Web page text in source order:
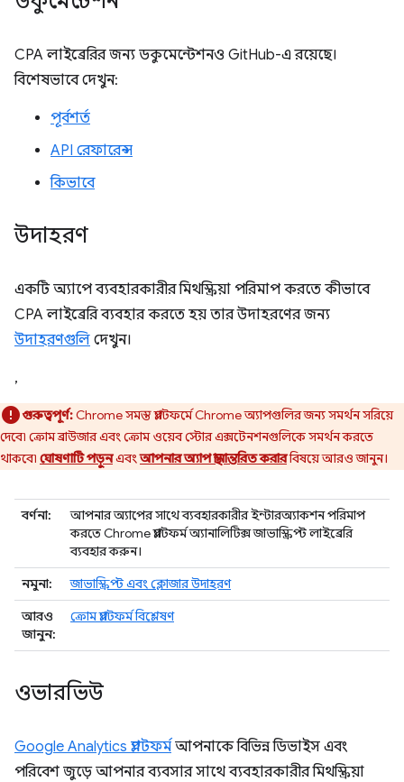
CPA লাইব্রেরির জন্য ডকুমেন্টেশনও GitHub-এ রয়েছে।
বিশেষভাবে দেখুন:
পূর্বশর্ত
API রেফারেন্স
কিভাবে
উদাহরণ
একটি অ্যাপে ব্যবহারকারীর মিথস্ক্রিয়া পরিমাপ করতে কীভাবে
CPA লাইব্রেরি ব্যবহার করতে হয় তার উদাহরণের জন্য
উদাহরণগুলি দেখুন।
,
গুরুত্বপূর্ণ:Chrome সমস্ত প্ল্যাটফর্মে Chrome অ্যাপগুলির জন্য সমর্থন সরিয়ে
দেবে৷ ক্রোম ব্রাউজার এবং ক্রোম ওয়েব স্টোর এক্সটেনশনগুলিকে সমর্থন করতে
থাকবে৷ ঘোষণাটি পড়ুনএবংআপনার অ্যাপ স্থানান্তরিত করারবিষয়ে আরও জানুন।
বর্ণনা:
আপনার অ্যাপের সাথে ব্যবহারকারীর ইন্টারঅ্যাকশন পরিমাপ
করতে Chrome প্ল্যাটফর্ম অ্যানালিটিক্স জাভাস্ক্রিপ্ট লাইব্রেরি
ব্যবহার করুন।
নমুনা:
জাভাস্ক্রিপ্ট এবং ক্লোজার উদাহরণ
আরও
জানুন:
ক্রোম প্ল্যাটফর্ম বিশ্লেষণ
ওভারভিউ
Google Analytics প্ল্যাটফর্ম আপনাকে বিভিন্ন ডিভাইস এবং
পরিবেশ জুড়ে আপনার ব্যবসার সাথে ব্যবহারকারীর মিথস্ক্রিয়া